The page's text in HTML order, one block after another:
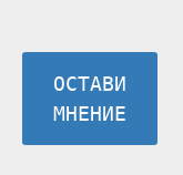
ОСТАВИ
МНЕНИЕ